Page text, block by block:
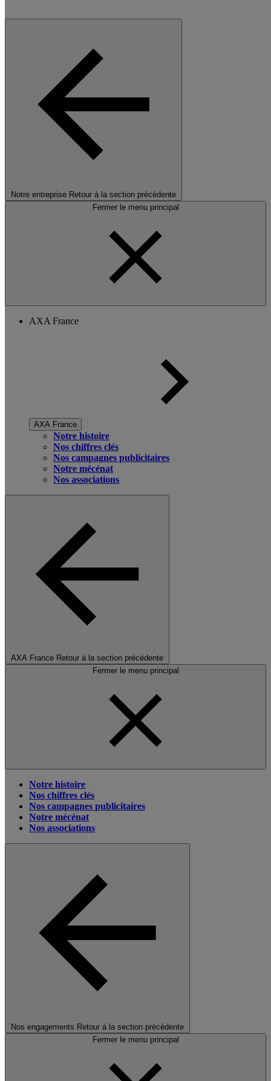
Notre entreprise Retour à la section précédente
Fermer le menu principal
AXA France
AXA France
Notre histoire
Nos chiffres clés
Nos campagnes publicitaires
Notre mécénat
Nos associations
AXA France Retour à la section précédente
Fermer le menu principal
Notre histoire
Nos chiffres clés
Nos campagnes publicitaires
Notre mécénat
Nos associations
Nos engagements Retour à la section précédente
Fermer le menu principal